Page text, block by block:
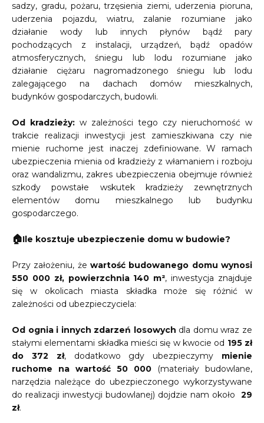
sadzy, gradu, pożaru, trzęsienia ziemi, uderzenia pioruna,
uderzenia pojazdu, wiatru, zalanie rozumiane jako
działanie wody lub innych płynów bądź pary
pochodzących z instalacji, urządzeń, bądź opadów
atmosferycznych, śniegu lub lodu rozumiane jako
działanie ciężaru nagromadzonego śniegu lub lodu
zalegającego na dachach domów mieszkalnych,
budynków gospodarczych, budowli.
Od kradzieży: w zależności tego czy nieruchomość w
trakcie realizacji inwestycji jest zamieszkiwana czy nie
mienie ruchome jest inaczej zdefiniowane. W ramach
ubezpieczenia mienia od kradzieży z włamaniem i rozboju
oraz wandalizmu, zakres ubezpieczenia obejmuje również
szkody powstałe wskutek kradzieży zewnętrznych
elementów domu mieszkalnego lub budynku
gospodarczego.
🏠Ile kosztuje ubezpieczenie domu w budowie?
Przy założeniu, że wartość budowanego domu wynosi
550 000 zł, powierzchnia 140 m², inwestycja znajduje
się w okolicach miasta składka może się różnić w
zależności od ubezpieczyciela:
Od ognia i innych zdarzeń losowych dla domu wraz ze
stałymi elementami składka mieści się w kwocie od 195 zł
do 372 zł, dodatkowo gdy ubezpieczymy mienie
ruchome na wartość 50 000 (materiały budowlane,
narzędzia należące do ubezpieczonego wykorzystywane
do realizacji inwestycji budowlanej) dojdzie nam około
29
zł.